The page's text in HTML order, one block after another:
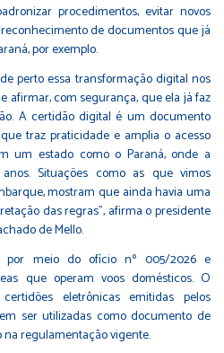
procedimentos, evitar novos
de documentos que já
por exemplo.
perto essa transformação digital nos
afirmar, com segurança, que ela já faz
A certidão digital é um documento
traz praticidade e amplia o acesso
um estado como o Paraná, onde a
Situações como as que vimos
mostram que ainda havia uma
das regras”, afirma o presidente
de Mello.
por meio do ofício nº 005/2026 e
que operam voos domésticos. O
eletrônicas emitidas pelos
ser utilizadas como documento de
regulamentação vigente.